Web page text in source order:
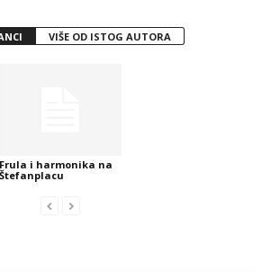
VIŠE OD ISTOG AUTORA
Frula i harmonika na
Štefanplacu